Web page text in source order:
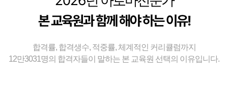
본 교육원과 함께 해야 하는 이유!
합격률, 합격생수, 적중률, 체계적인 커리큘럼까지
12만3031명의 합격자들이 말하는 본 교육원 선택의 이유입니다.